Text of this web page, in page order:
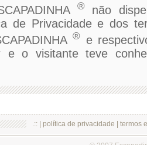
®não
de Privacidade e dos
®e
e o visitante teve
.:: | política de privacidade termos